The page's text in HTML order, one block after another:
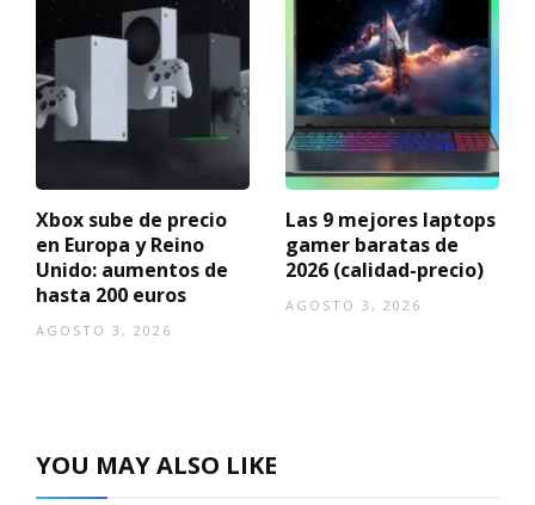
Xbox sube de precio
en Europa y Reino
Unido: aumentos de
hasta 200 euros
AGOSTO 3, 2026
Las 9 mejores laptops
gamer baratas de
2026 (calidad-precio)
AGOSTO 3, 2026
YOU MAY ALSO LIKE